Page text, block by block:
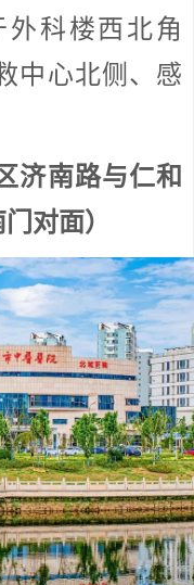
科楼西北角
中心北侧、感
济南路与仁和
对面）